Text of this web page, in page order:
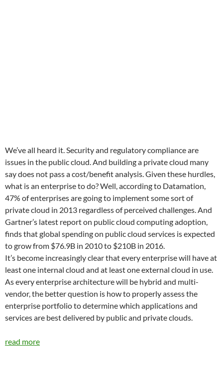
We’ve all heard it. Security and regulatory compliance are
issues in the public cloud. And building a private cloud many
say does not pass a cost/benefit analysis. Given these hurdles,
what is an enterprise to do? Well, according to Datamation,
47% of enterprises are going to implement some sort of
private cloud in 2013 regardless of perceived challenges. And
Gartner’s latest report on public cloud computing adoption,
finds that global spending on public cloud services is expected
to grow from $76.9B in 2010 to $210B in 2016.
It’s become increasingly clear that every enterprise will have at
least one internal cloud and at least one external cloud in use.
As every enterprise architecture will be hybrid and multi-
vendor, the better question is how to properly assess the
enterprise portfolio to determine which applications and
services are best delivered by public and private clouds.
read more